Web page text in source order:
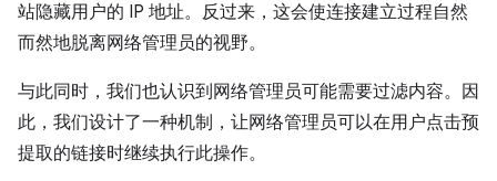
站隐藏用户的 IP 地址。反过来，这会使连接建立过程自然
而然地脱离网络管理员的视野。
与此同时，我们也认识到网络管理员可能需要过滤内容。因
此，我们设计了一种机制，让网络管理员可以在用户点击预
提取的链接时继续执行此操作。